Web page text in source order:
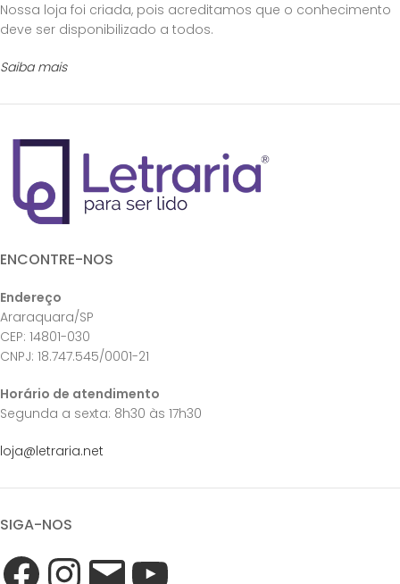
Nossa loja foi criada, pois acreditamos que o conhecimento
deve ser disponibilizado a todos.
Saiba mais
ENCONTRE-NOS
Endereço
Araraquara/SP
CEP: 14801-030
CNPJ: 18.747.545/0001-21
Horário de atendimento
Segunda a sexta: 8h30 às 17h30
loja@letraria.net
SIGA-NOS